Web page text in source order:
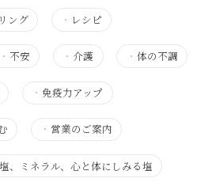
ング ・ レシピ
・不安 ・介護 ・ 体の不調
・ 免疫力アップ
・営業のご案内
塩、ミネラル、心と体にしみる塩